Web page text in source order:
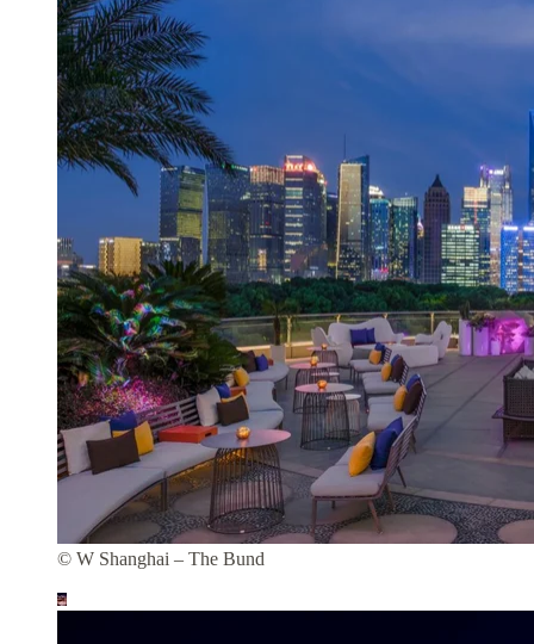
© W Shanghai – The Bund